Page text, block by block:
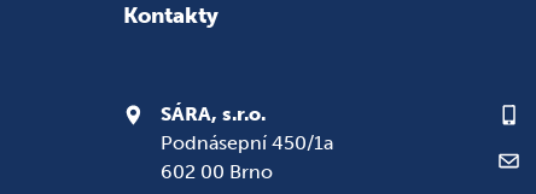
Kontakty
SÁRA, s.r.o.
Podnásepní 450/1a
602 00 Brno